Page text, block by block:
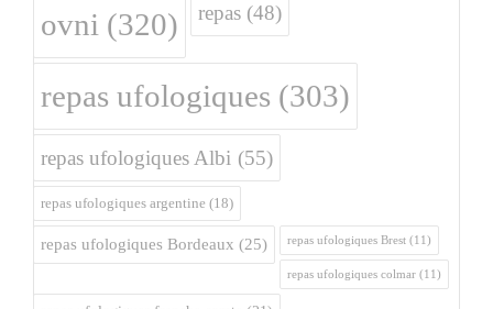
ovni (320) repas (48)
repas ufologiques (303)
repas ufologiques Albi (55)
repas ufologiques argentine (18)
repas ufologiques Bordeaux (25) repas ufologiques Brest (11)
repas ufologiques colmar (11)